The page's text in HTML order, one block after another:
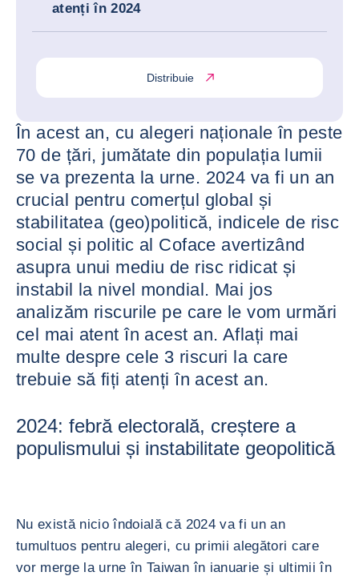
atenți în 2024
Distribuie
În acest an, cu alegeri naționale în peste
70 de țări, jumătate din populația lumii
se va prezenta la urne. 2024 va fi un an
crucial pentru comerțul global și
stabilitatea (geo)politică, indicele de risc
social și politic al Coface avertizând
asupra unui mediu de risc ridicat și
instabil la nivel mondial. Mai jos
analizăm riscurile pe care le vom urmări
cel mai atent în acest an. Aflați mai
multe despre cele 3 riscuri la care
trebuie să fiți atenți în acest an.
2024: febră electorală, creștere a
populismului și instabilitate geopolitică
Nu există nicio îndoială că 2024 va fi un an
tumultuos pentru alegeri, cu primii alegători care
vor merge la urne în Taiwan în ianuarie și ultimii în